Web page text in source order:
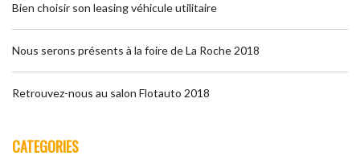
Bien choisir son leasing véhicule utilitaire
Nous serons présents à la foire de La Roche 2018
Retrouvez-nous au salon Flotauto 2018
CATEGORIES